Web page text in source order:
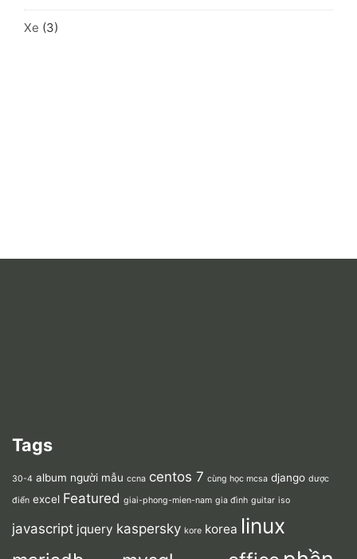
Xe (3)
Tags
30-4 album người mẫu ccna centos 7 cùng học mcsa django dược
điển excel Featured giai-phong-mien-nam gia đình guitar iso
javascript jquery kaspersky kore korea linux